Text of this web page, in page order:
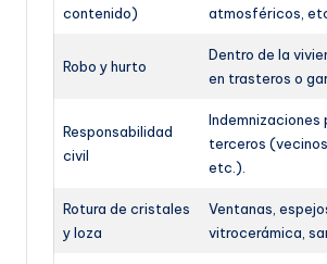
contenido)
atmosféricos,
Robo y hurto
Dentro de la
en trasteros o
Responsabilidad
civil
Indemnizaciones
terceros
etc.).
Rotura de cristales
y loza
Ventanas,
vitrocerámica,